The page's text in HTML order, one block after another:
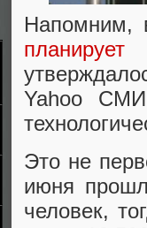
Напомним,
Yahoo
Это не
июня
человек,